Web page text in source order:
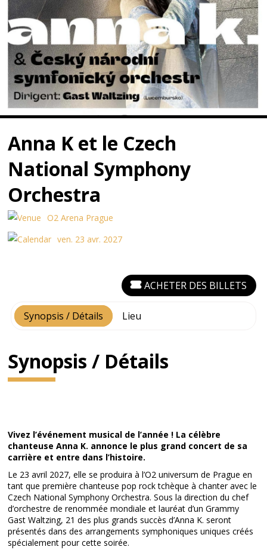
Anna K et le Czech
National Symphony
Orchestra
O2 Arena Prague
ven. 23 avr. 2027
Synopsis / Détails Lieu
ACHETER DES BILLETS
Synopsis / Détails
Vivez l’événement musical de l’année ! La célèbre
chanteuse Anna K. annonce le plus grand concert de sa
carrière et entre dans l’histoire.
Le 23 avril 2027, elle se produira à l’O2 universum de Prague en
tant que première chanteuse pop rock tchèque à chanter avec le
Czech National Symphony Orchestra. Sous la direction du chef
d’orchestre de renommée mondiale et lauréat d’un Grammy
Gast Waltzing, 21 des plus grands succès d’Anna K. seront
présentés dans des arrangements symphoniques uniques créés
spécialement pour cette soirée.